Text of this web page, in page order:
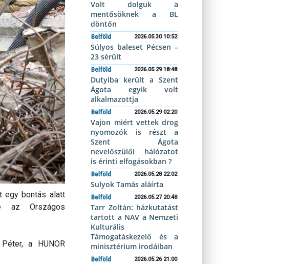
egy bontás alatt
az Országos
a HUNOR
Volt dolguk a
mentősöknek a BL
döntőn
Belföld 2026.05.30 10:52
Súlyos baleset Pécsen –
23 sérült
Belföld 2026.05.29 18:48
Dutyiba került a Szent
Ágota egyik volt
alkalmazottja
Belföld 2026.05.29 02:20
Vajon miért vettek drog
nyomozók is részt a
Szent Ágota
nevelőszülői hálózatot
is érinti elfogásokban ?
Belföld 2026.05.28 22:02
Sulyok Tamás aláírta
Belföld 2026.05.27 20:48
Tarr Zoltán: házkutatást
tartott a NAV a Nemzeti
Kulturális
Támogatáskezelő és a
minisztérium irodáiban
Belföld 2026.05.26 21:00